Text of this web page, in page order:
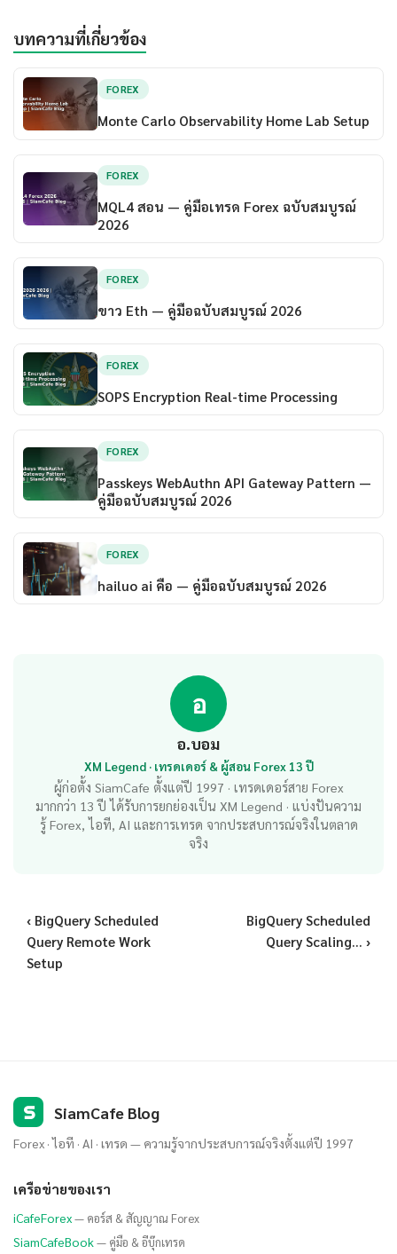
บทความที่เกี่ยวข้อง
FOREX
Monte Carlo Observability Home Lab Setup
FOREX
MQL4 สอน — คู่มือเทรด Forex ฉบับสมบูรณ์
2026
FOREX
ขาว Eth — คู่มือฉบับสมบูรณ์ 2026
FOREX
SOPS Encryption Real-time Processing
FOREX
Passkeys WebAuthn API Gateway Pattern —
คู่มือฉบับสมบูรณ์ 2026
FOREX
hailuo ai คือ — คู่มือฉบับสมบูรณ์ 2026
อ
อ.บอม
XM Legend · เทรดเดอร์ & ผู้สอน Forex 13 ปี
ผู้ก่อตั้ง SiamCafe ตั้งแต่ปี 1997 · เทรดเดอร์สาย Forex
มากกว่า 13 ปี ได้รับการยกย่องเป็น XM Legend · แบ่งปันความ
รู้ Forex, ไอที, AI และการเทรด จากประสบการณ์จริงในตลาด
จริง
‹ BigQuery Scheduled
Query Remote Work
Setup
BigQuery Scheduled
Query Scaling... ›
S SiamCafe Blog
Forex · ไอที · AI · เทรด — ความรู้จากประสบการณ์จริงตั้งแต่ปี 1997
เครือข่ายของเรา
iCafeForex— คอร์ส & สัญญาณ Forex
SiamCafeBook— คู่มือ & อีบุ๊กเทรด